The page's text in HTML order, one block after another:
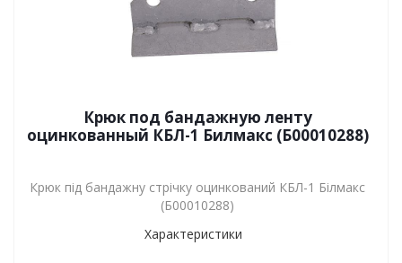
Крюк под бандажную ленту
оцинкованный КБЛ-1 Билмакс (Б00010288)
Крюк під бандажну стрічку оцинкований КБЛ-1 Білмакс
(Б00010288)
Характеристики